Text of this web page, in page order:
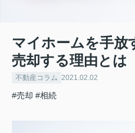
マイホームを手放
売却する理由とは
不動産コラム 2021.02.02
#売却 #相続